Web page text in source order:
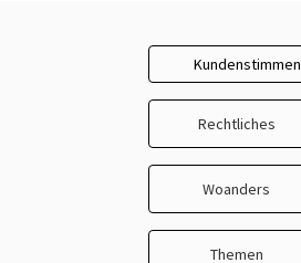
Kundenstimmen
Rechtliches
Kontakt
AGB
Woanders
Themen